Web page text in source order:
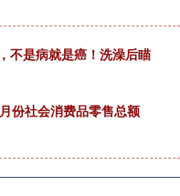
不是病就是癌！洗澡后瞄
份社会消费品零售总额